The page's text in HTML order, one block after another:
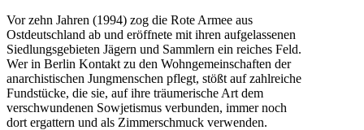
Vor zehn Jahren (1994) zog die Rote Armee aus
Ostdeutschland ab und eröffnete mit ihren aufgelassenen
Siedlungsgebieten Jägern und Sammlern ein reiches Feld.
Wer in Berlin Kontakt zu den Wohngemeinschaften der
anarchistischen Jungmenschen pflegt, stößt auf zahlreiche
Fundstücke, die sie, auf ihre träumerische Art dem
verschwundenen Sowjetismus verbunden, immer noch
dort ergattern und als Zimmerschmuck verwenden.